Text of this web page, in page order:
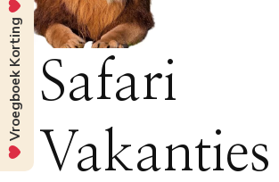
Safari
Vroegboek Korting